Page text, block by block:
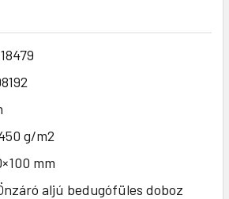
g/m2
mm
aljú bedugófüles doboz